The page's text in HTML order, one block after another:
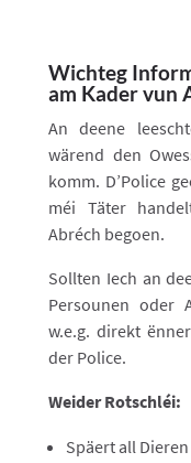
Wichteg
am Kader vun
An deene
wärend den
komm. D’Police
méi Täter
Abréch begoen.
Sollten Iech an
Persounen oder
w.e.g. direkt
der Police.
Weider Rotschléi:
Späert all